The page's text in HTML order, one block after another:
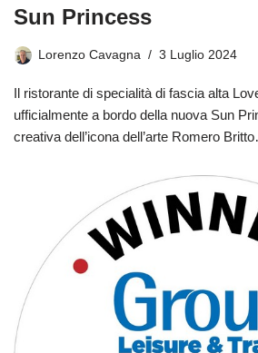
Sun Princess
Lorenzo Cavagna 3 Luglio 2024
Il ristorante di specialità di fascia alta
ufficialmente a bordo della nuova Sun
creativa dell’icona dell’arte Romero